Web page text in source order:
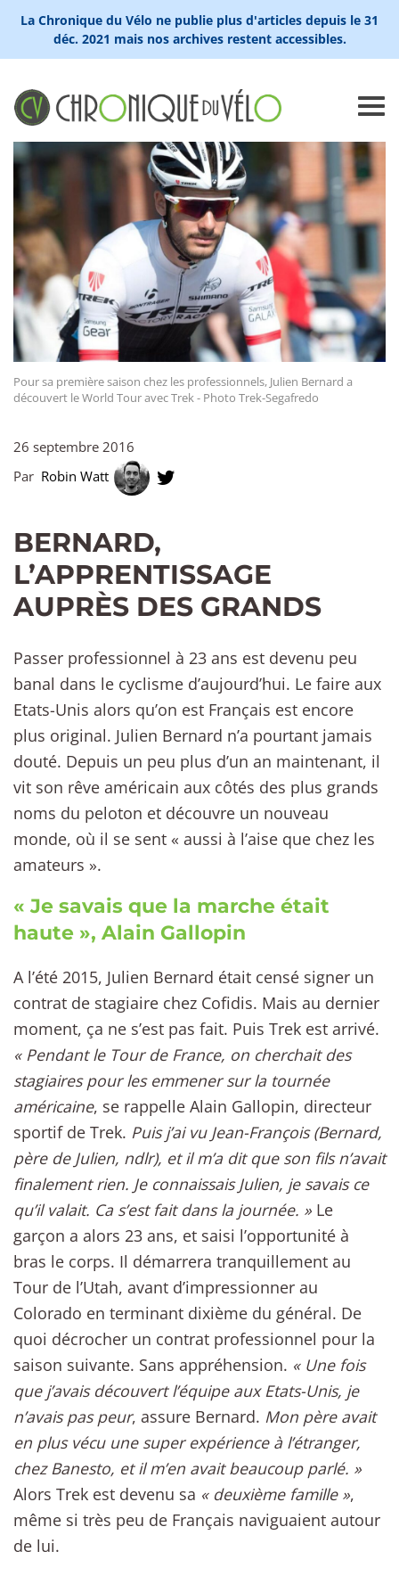
La Chronique du Vélo ne publie plus d'articles depuis le 31
déc. 2021 mais nos archives restent accessibles.
Pour sa première saison chez les professionnels, Julien Bernard a
découvert le World Tour avec Trek - Photo Trek-Segafredo
26 septembre 2016
Par Robin Watt
BERNARD,
L’APPRENTISSAGE
AUPRÈS DES GRANDS
Passer professionnel à 23 ans est devenu peu
banal dans le cyclisme d’aujourd’hui. Le faire aux
Etats-Unis alors qu’on est Français est encore
plus original. Julien Bernard n’a pourtant jamais
douté. Depuis un peu plus d’un an maintenant, il
vit son rêve américain aux côtés des plus grands
noms du peloton et découvre un nouveau
monde, où il se sent « aussi à l’aise que chez les
amateurs ».
« Je savais que la marche était
haute », Alain Gallopin
A l’été 2015, Julien Bernard était censé signer un
contrat de stagiaire chez Cofidis. Mais au dernier
moment, ça ne s’est pas fait. Puis Trek est arrivé.
« Pendant le Tour de France, on cherchait des
stagiaires pour les emmener sur la tournée
américaine, se rappelle Alain Gallopin, directeur
sportif de Trek. Puis j’ai vu Jean-François (Bernard,
père de Julien, ndlr), et il m’a dit que son fils n’avait
finalement rien. Je connaissais Julien, je savais ce
qu’il valait. Ca s’est fait dans la journée. » Le
garçon a alors 23 ans, et saisi l’opportunité à
bras le corps. Il démarrera tranquillement au
Tour de l’Utah, avant d’impressionner au
Colorado en terminant dixième du général. De
quoi décrocher un contrat professionnel pour la
saison suivante. Sans appréhension. « Une fois
que j’avais découvert l’équipe aux Etats-Unis, je
n’avais pas peur, assure Bernard. Mon père avait
en plus vécu une super expérience à l’étranger,
chez Banesto, et il m’en avait beaucoup parlé. »
Alors Trek est devenu sa « deuxième famille »,
même si très peu de Français naviguaient autour
de lui.